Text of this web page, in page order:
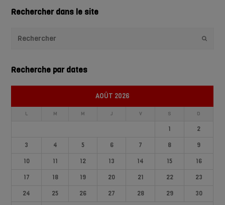
Rechercher dans le site
Recherche par dates
AOÛT 2026
L M M J V S D
1
2
3
4 5 6 7 8
9
10
11 12 13 14 15
16
17
18 19 20 21 22
23
24
25 26 27 28 29
30